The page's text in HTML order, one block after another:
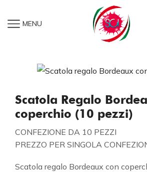
MENU
Scatola Regalo
Pezzi)
Scatola Regalo
coperchio (10 pezzi)
CONFEZIONE DA 10 PEZZI
PREZZO PER SINGOLA
Scatola regalo Bordeaux con